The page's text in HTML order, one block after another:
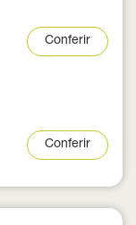
Conferir
Conferir